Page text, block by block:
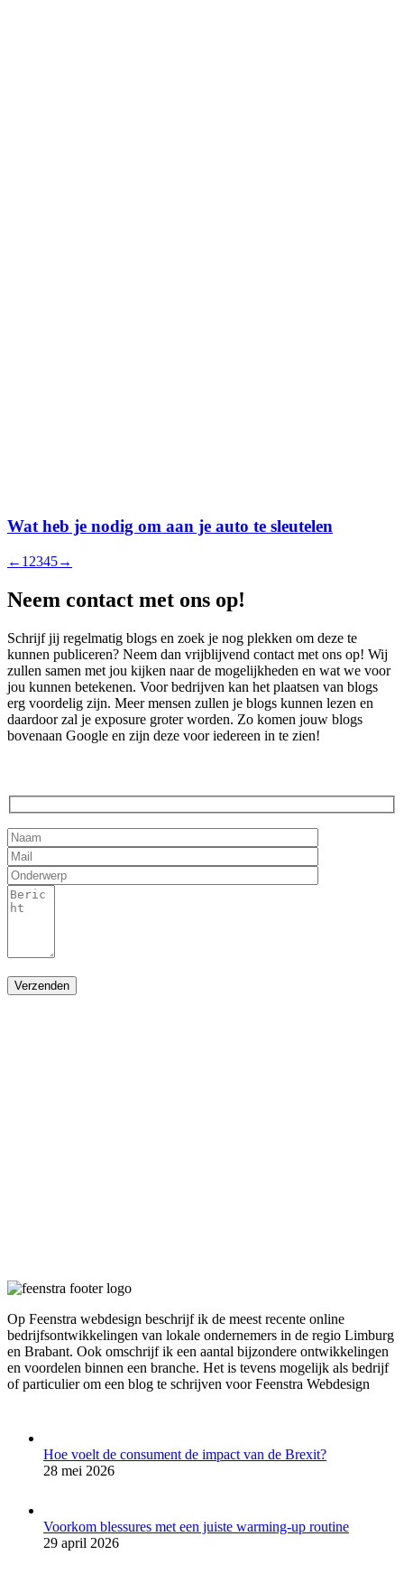
Wat heb je nodig om aan je auto te sleutelen
← 1 2345→
Neem contact met ons op!
Schrijf jij regelmatig blogs en zoek je nog plekken om deze te
kunnen publiceren? Neem dan vrijblijvend contact met ons op! Wij
zullen samen met jou kijken naar de mogelijkheden en wat we voor
jou kunnen betekenen. Voor bedrijven kan het plaatsen van blogs
erg voordelig zijn. Meer mensen zullen je blogs kunnen lezen en
daardoor zal je exposure groter worden. Zo komen jouw blogs
bovenaan Google en zijn deze voor iedereen in te zien!
Op Feenstra webdesign beschrijf ik de meest recente online
bedrijfsontwikkelingen van lokale ondernemers in de regio Limburg
en Brabant. Ook omschrijf ik een aantal bijzondere ontwikkelingen
en voordelen binnen een branche. Het is tevens mogelijk als bedrijf
of particulier om een blog te schrijven voor Feenstra Webdesign
Hoe voelt de consument de impact van de Brexit?
28 mei 2026
Voorkom blessures met een juiste warming-up routine
29 april 2026